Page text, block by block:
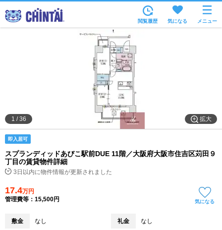
沿線・駅から
住所から
家賃相場から
通勤通学時間から
物件特集から
不動産会社から
閲覧履歴 気になる メニュー
拡大
1 /36
即入居可
スプランディッドあびこ駅前DUE 11階／大阪府大阪市住吉区苅田９
丁目の賃貸物件詳細
3日以内に物件情報が更新されました
17.4万円
管理費等：15,500円
気になる
敷金 なし 礼金 なし